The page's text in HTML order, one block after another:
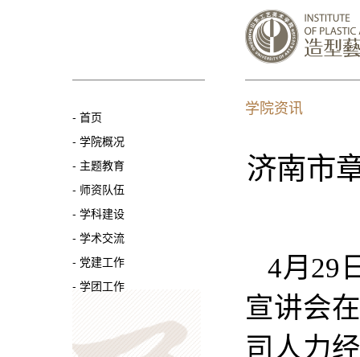
- 首页
- 学院概况
- 主题教育
- 师资队伍
- 学科建设
- 学术交流
- 党建工作
- 学团工作
学院资讯
济南市
4月29
宣讲会
司人力